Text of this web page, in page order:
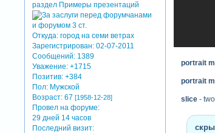
Откуда: город на семи ветрах
Зарегистрирован: 02-07-2011
Сообщений: 1389
Уважение: +1715
Позитив: +384
Пол: Мужской
Возраст: 67[1958-12-28]
Провел на форуме:
29 дней 14 часов
Последний визит:
portrait
portrait
slice- two